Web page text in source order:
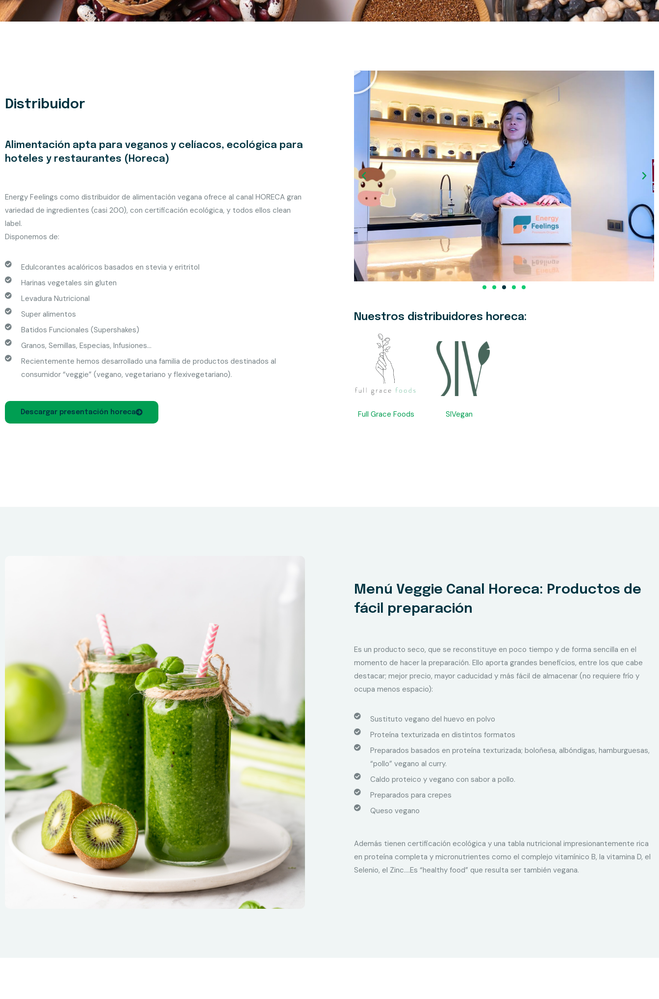
Distribuidor
Alimentación apta para veganos y celíacos, ecológica para
hoteles y restaurantes (Horeca)
Energy Feelings como distribuidor de alimentación vegana ofrece al canal HORECA gran
variedad de ingredientes (casi 200), con certificación ecológica, y todos ellos clean
label.
Disponemos de:
Edulcorantes acalóricos basados en stevia y eritritol
Harinas vegetales sin gluten
Levadura Nutricional
Super alimentos
Batidos Funcionales (Supershakes)
Granos, Semillas, Especias, Infusiones…
Recientemente hemos desarrollado una familia de productos destinados al
consumidor “veggie” (vegano, vegetariano y flexivegetariano).
Descargar presentación horeca
Nuestros distribuidores horeca:
Full Grace Foods SIVegan
Menú Veggie Canal Horeca: Productos de
fácil preparación
Es un producto seco, que se reconstituye en poco tiempo y de forma sencilla en el
momento de hacer la preparación. Ello aporta grandes beneficios, entre los que cabe
destacar; mejor precio, mayor caducidad y más fácil de almacenar (no requiere frío y
ocupa menos espacio):
Sustituto vegano del huevo en polvo
Proteína texturizada en distintos formatos
Preparados basados en proteína texturizada; boloñesa, albóndigas, hamburguesas,
“pollo” vegano al curry.
Caldo proteico y vegano con sabor a pollo.
Preparados para crepes
Queso vegano
Además tienen certificación ecológica y una tabla nutricional impresionantemente rica
en proteína completa y micronutrientes como el complejo vitamínico B, la vitamina D, el
Selenio, el Zinc….Es “healthy food” que resulta ser también vegana.